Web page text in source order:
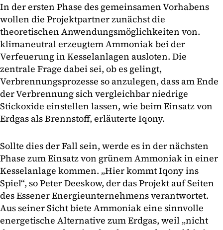
In der ersten Phase des gemeinsamen Vorhabens
wollen die Projektpartner zunächst die
theoretischen Anwendungsmöglichkeiten von.
klimaneutral erzeugtem Ammoniak bei der
Verfeuerung in Kesselanlagen ausloten. Die
zentrale Frage dabei sei, ob es gelingt,
Verbrennungsprozesse so anzulegen, dass am Ende
der Verbrennung sich vergleichbar niedrige
Stickoxide einstellen lassen, wie beim Einsatz von
Erdgas als Brennstoff, erläuterte Iqony.
Sollte dies der Fall sein, werde es in der nächsten
Phase zum Einsatz von grünem Ammoniak in einer
Kesselanlage kommen. „Hier kommt Iqony ins
Spiel“, so Peter Deeskow, der das Projekt auf Seiten
des Essener Energieunternehmens verantwortet.
Aus seiner Sicht biete Ammoniak eine sinnvolle
energetische Alternative zum Erdgas, weil „nicht